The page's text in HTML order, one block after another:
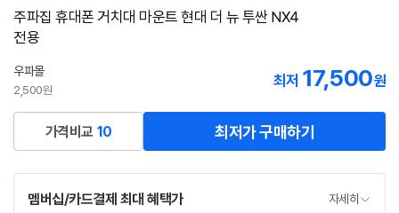
주파집 휴대폰 거치대 마운트 현대 더 뉴 투싼 NX4
전용
우파몰네
이
페
이
2,500원
최저 17,500원
가격비교 10 최저가 구매하기
멤버십/카드결제 최대 혜택가 자세히